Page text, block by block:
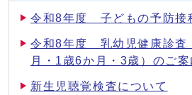
令和8年度 子どもの予防接
令和8年度 乳幼児健康診査
月・1歳6か月・3歳）のご案
新生児聴覚検査について